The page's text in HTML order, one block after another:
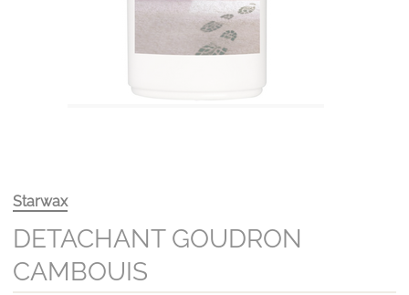
Starwax
DETACHANT GOUDRON
CAMBOUIS